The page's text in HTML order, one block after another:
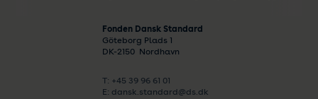
Fonden Dansk Standard
Göteborg Plads 1
DK-2150 Nordhavn
T: +45 39 96 61 01
E: dansk.standard@ds.dk